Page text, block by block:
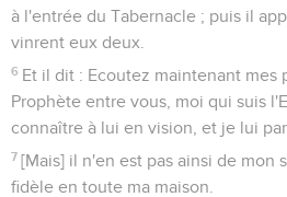
à l'entrée du Tabernacle ; puis il
vinrent eux deux.
6 Et il dit : Ecoutez maintenant mes
Prophète entre vous, moi qui suis
connaître à lui en vision, et je lui
7 [Mais] il n'en est pas ainsi de mon
fidèle en toute ma maison.